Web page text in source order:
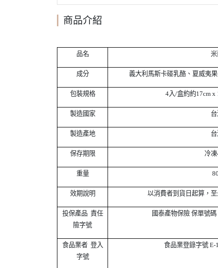
商品介紹
品名
成分 義大利馬斯卡碰乳酪、夏威夷
包裝規格 4入/盒約約17cm x
製造國家
製造產地
保存期限 冷
重量
效期說明 以消費者到貨日起算，
投保產品 責任
險字號
國泰產物保險 保單號
食品業者 登入
字號
食品業登錄字號 E-